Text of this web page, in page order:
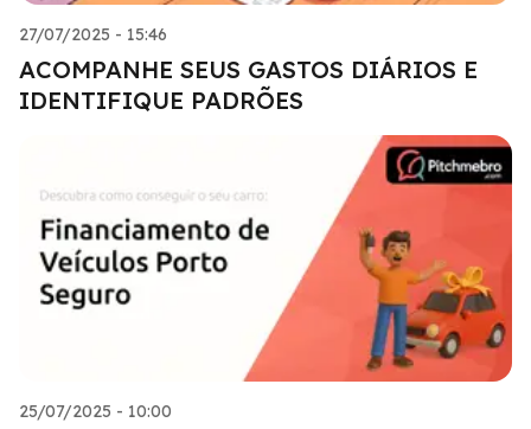
27/07/2025 - 15:46
ACOMPANHE SEUS GASTOS DIÁRIOS E
IDENTIFIQUE PADRÕES
25/07/2025 - 10:00